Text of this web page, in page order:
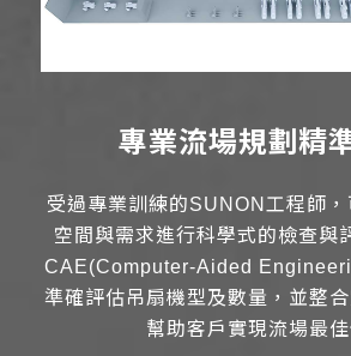
專業流場規劃精
受過專業訓練的SUNON工程師
空間與需求進行科學式的檢查與
CAE(Computer-Aided
準確評估吊扇機型及數量，並整合
幫助客戶實現流場最佳